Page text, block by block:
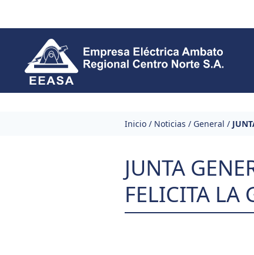
Inicio / Noticias / General /
JUNTA
FELICITA LA